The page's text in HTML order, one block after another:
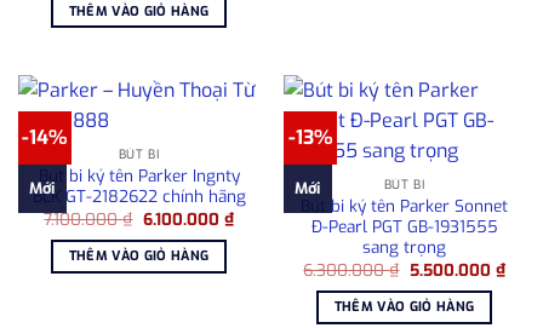
2.563.330 ₫.
THÊM VÀO GIỎ HÀNG
-14%
Mới
BÚT BI
Bút bi ký tên Parker Ingnty
BLK GT-2182622 chính hãng
7.100.000₫ Giá
là:
7.100.000 ₫.
6.100.000 ₫Giá
hiện
6.100.000 ₫.
THÊM VÀO GIỎ HÀNG
-13%
Mới BÚT BI
Bút bi ký tên Parker Sonnet
Đ-Pearl PGT GB-1931555
sang trọng
6.300.000₫ Giá
là:
6.300.000 ₫.
5.500.000 ₫Giá
hiện
THÊM VÀO GIỎ HÀNG